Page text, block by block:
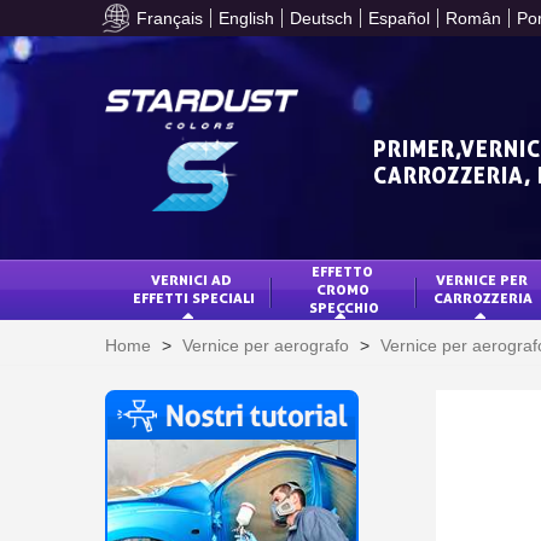
Français English Deutsch Español Român
VERNICI AD
EFFETTI SPECIALI
EFFETTO
CROMO
SPECCHIO
VERNICE PER
CARROZZERIA
Home > Vernice per aerografo > Vernice per